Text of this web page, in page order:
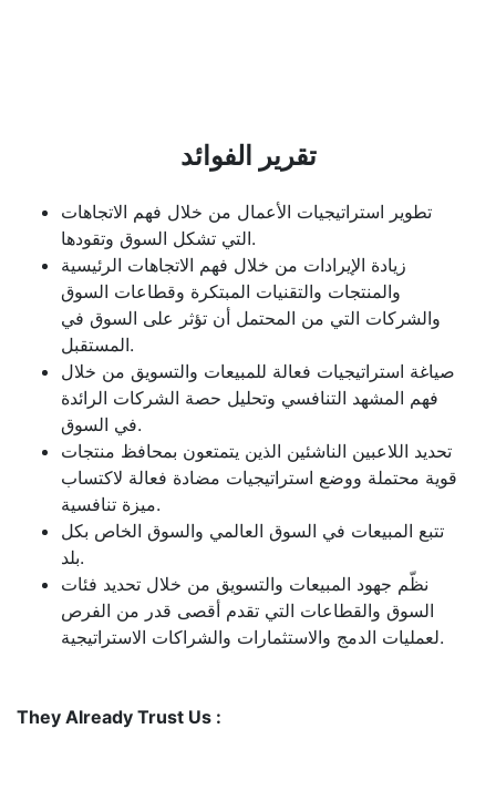
تقرير الفوائد
تطوير استراتيجيات الأعمال من خلال فهم الاتجاهات
التي تشكل السوق وتقودها.
زيادة الإيرادات من خلال فهم الاتجاهات الرئيسية
والمنتجات والتقنيات المبتكرة وقطاعات السوق
والشركات التي من المحتمل أن تؤثر على السوق في
المستقبل.
صياغة استراتيجيات فعالة للمبيعات والتسويق من خلال
فهم المشهد التنافسي وتحليل حصة الشركات الرائدة
في السوق.
تحديد اللاعبين الناشئين الذين يتمتعون بمحافظ منتجات
قوية محتملة ووضع استراتيجيات مضادة فعالة لاكتساب
ميزة تنافسية.
تتبع المبيعات في السوق العالمي والسوق الخاص بكل
بلد.
نظّم جهود المبيعات والتسويق من خلال تحديد فئات
السوق والقطاعات التي تقدم أقصى قدر من الفرص
لعمليات الدمج والاستثمارات والشراكات الاستراتيجية.
They Already Trust Us :